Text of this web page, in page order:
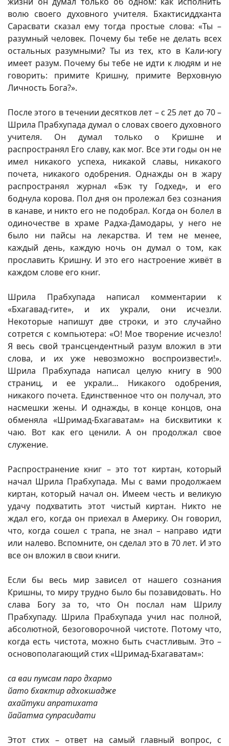
волю своего духовного учителя. Бхактисиддханта
Сарасвати сказал ему тогда простые слова: «Ты –
разумный человек. Почему бы тебе не делать всех
остальных разумными? Ты из тех, кто в Кали-югу
имеет разум. Почему бы тебе не идти к людям и не
говорить: примите Кришну, примите Верховную
Личность Бога?».
После этого в течении десятков лет – с 25 лет до 70 –
Шрила Прабхупада думал о словах своего духовного
учителя. Он думал только о Кришне и
распространял Его славу, как мог. Все эти годы он не
имел никакого успеха, никакой славы, никакого
почета, никакого одобрения. Однажды он в жару
распространял журнал «Бэк ту Годхед», и его
боднула корова. Пол дня он пролежал без сознания
в канаве, и никто его не подобрал. Когда он болел в
одиночестве в храме Радха-Дамодары, у него не
было ни пайсы на лекарства. И тем не менее,
каждый день, каждую ночь он думал о том, как
прославить Кришну. И это его настроение живёт в
каждом слове его книг.
Шрила Прабхупада написал комментарии к
«Бхагавад-гите», и их украли, они исчезли.
Некоторые напишут две строки, и это случайно
сотрется с компьютера: «О! Мое творение исчезло!
Я весь свой трансцендентный разум вложил в эти
слова, и их уже невозможно воспроизвести!».
Шрила Прабхупада написал целую книгу в 900
страниц, и ее украли… Никакого одобрения,
никакого почета. Единственное что он получал, это
насмешки жены. И однажды, в конце концов, она
обменяла «Шримад-Бхагаватам» на бисквитики к
чаю. Вот как его ценили. А он продолжал свое
служение.
Распространение книг – это тот киртан, который
начал Шрила Прабхупада. Мы с вами продолжаем
киртан, который начал он. Имеем честь и великую
удачу подхватить этот чистый киртан. Никто не
ждал его, когда он приехал в Америку. Он говорил,
что, когда сошел с трапа, не знал – направо идти
или налево. Вспомните, он сделал это в 70 лет. И это
все он вложил в свои книги.
Если бы весь мир зависел от нашего сознания
Кришны, то миру трудно было бы позавидовать. Но
слава Богу за то, что Он послал нам Шрилу
Прабхупаду. Шрила Прабхупада учил нас полной,
абсолютной, безоговорочной чистоте. Потому что,
когда есть чистота, можно быть счастливым. Это –
основополагающий стих «Шримад-Бхагаватам»:
са ваи пумсам паро дхармо
йато бхактир адхокшадже
ахайтуки апратихата
йайатма супрасидати
Этот стих – ответ на самый главный вопрос, с